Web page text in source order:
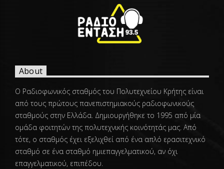
About
Ο Ραδιοφωνικός σταθμός του Πολυτεχνείου Κρήτης είναι
από τους πρώτους πανεπιστημιακούς ραδιοφωνικούς
σταθμούς στην Ελλάδα. Δημιουργήθηκε το 1995 από μία
ομάδα φοιτητών της πολυτεχνικής κοινότητάς μας. Από
τότε, ο σταθμός έχει εξελιχθεί από ένα απλό ερασιτεχνικό
σταθμό σε ένα σταθμό ημιεπαγγελματικού, αν όχι
επαγγελματικού, επιπέδου.